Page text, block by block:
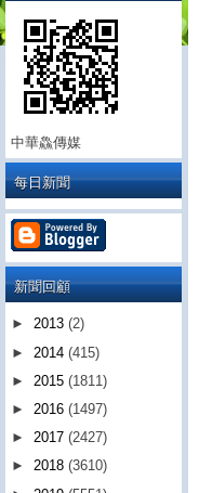
中華鱻傳媒
每日新聞
新聞回顧
► 2013 (2)
► 2014 (415)
► 2015 (1811)
► 2016 (1497)
► 2017 (2427)
► 2018 (3610)